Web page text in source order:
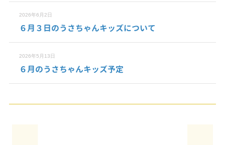
2026年6月2日
６月３日のうさちゃんキッズについて
2026年5月13日
６月のうさちゃんキッズ予定